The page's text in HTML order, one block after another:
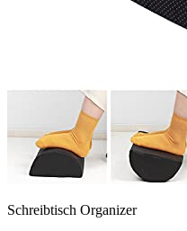
Schreibtisch Organizer